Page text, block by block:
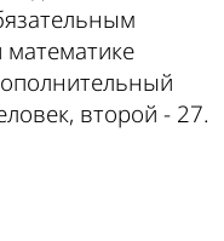
математике
второй - 27.